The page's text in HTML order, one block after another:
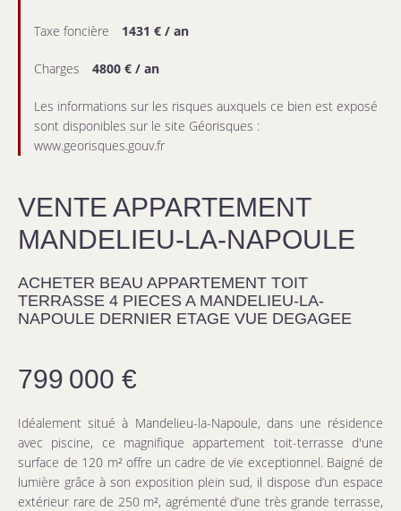
Taxe foncière 1431 € / an
Charges 4800 € / an
Les informations sur les risques auxquels ce bien est exposé
sont disponibles sur le site Géorisques :
www.georisques.gouv.fr
VENTE APPARTEMENT
MANDELIEU-LA-NAPOULE
ACHETER BEAU APPARTEMENT TOIT
TERRASSE 4 PIECES A MANDELIEU-LA-
NAPOULE DERNIER ETAGE VUE DEGAGEE
799 000 €
Idéalement situé à Mandelieu-la-Napoule, dans une résidence
avec piscine, ce magnifique appartement toit-terrasse d'une
surface de 120 m² offre un cadre de vie exceptionnel. Baigné de
lumière grâce à son exposition plein sud, il dispose d’un espace
extérieur rare de 250 m², agrémenté d’une très grande terrasse,